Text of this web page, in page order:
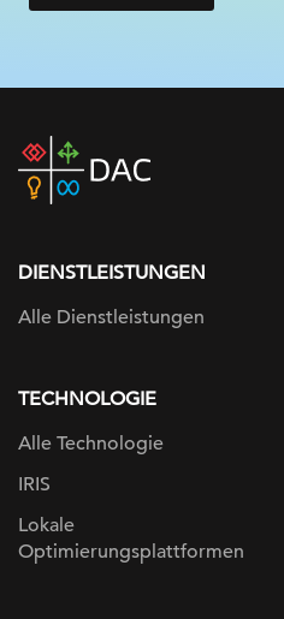
home
DIENSTLEISTUNGEN
Alle Dienstleistungen
TECHNOLOGIE
Alle Technologie
IRIS
Lokale
Optimierungsplattformen